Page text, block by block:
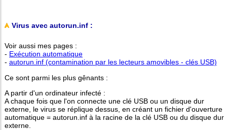
Virus avec autorun.inf :
Voir aussi mes pages :
- Exécution automatique
- autorun.inf (contamination par les lecteurs amovibles - clés USB)
Ce sont parmi les plus gênants :
A partir d'un ordinateur infecté :
A chaque fois que l'on connecte une clé USB ou un disque dur
externe, le virus se réplique dessus, en créant un fichier d'ouverture
automatique = autorun.inf à la racine de la clé USB ou du disque dur
externe.